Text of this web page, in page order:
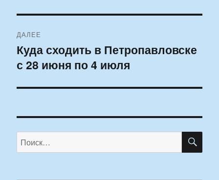
ДАЛЕЕ
Следующая
запись:
Куда сходить в Петропавловске
с 28 июня по 4 июля
Искать: